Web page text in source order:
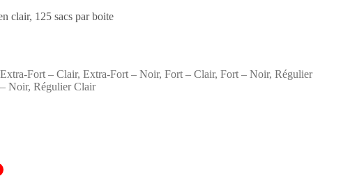
clair, 125 sacs par boite
Extra-Fort – Clair, Extra-Fort – Noir, Fort – Clair, Fort – Noir, Régulier
– Noir, Régulier Clair